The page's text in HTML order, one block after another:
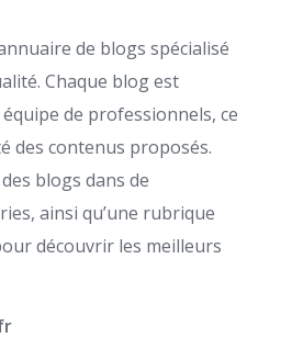
de blogs spécialisé
Chaque blog est
de professionnels, ce
des contenus proposés.
blogs dans de
ainsi qu’une rubrique
découvrir les meilleurs